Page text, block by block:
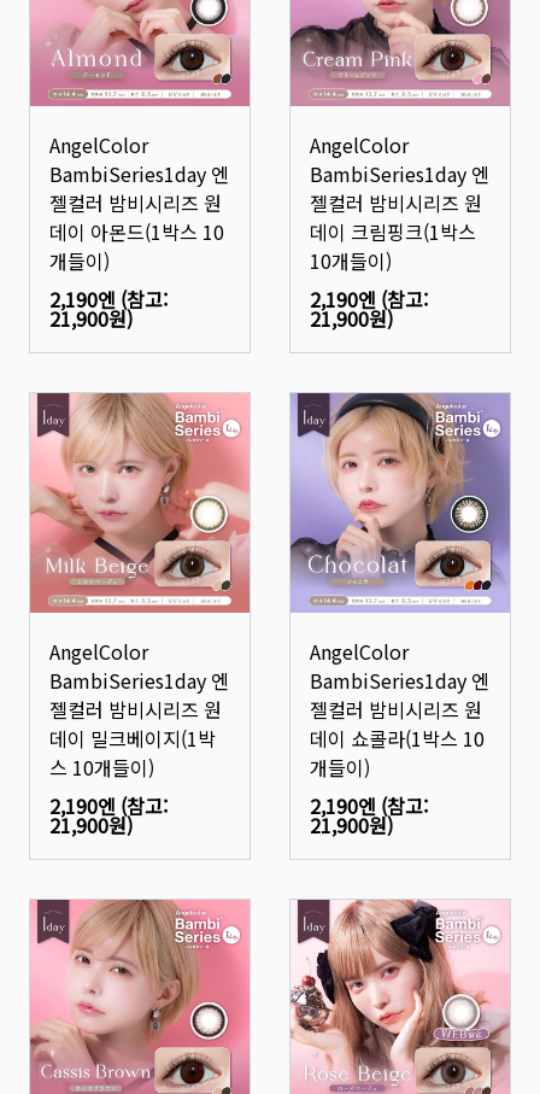
AngelColor
BambiSeries1day 엔
젤컬러 밤비시리즈 원
데이 아몬드(1박스 10
개들이)
2,190엔 (참고:
21,900원)
AngelColor
BambiSeries1day 엔
젤컬러 밤비시리즈 원
데이 크림핑크(1박스
10개들이)
2,190엔 (참고:
21,900원)
AngelColor
BambiSeries1day 엔
젤컬러 밤비시리즈 원
데이 밀크베이지(1박
스 10개들이)
2,190엔 (참고:
21,900원)
AngelColor
BambiSeries1day 엔
젤컬러 밤비시리즈 원
데이 쇼콜라(1박스 10
개들이)
2,190엔 (참고:
21,900원)